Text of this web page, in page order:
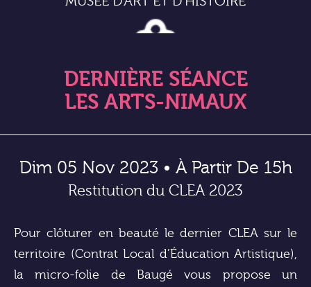
DERNIÈRE SÉANCE
LES ARTS-NIMAUX
Dim 05 Nov 2023 • À Partir De 15h
Restitution du CLEA 2023
Pour clôturer en beauté le dernier CLEA sur le
territoire (Contrat Local d’Éducation Artistique),
la micro-folie de Baugé vous propose un